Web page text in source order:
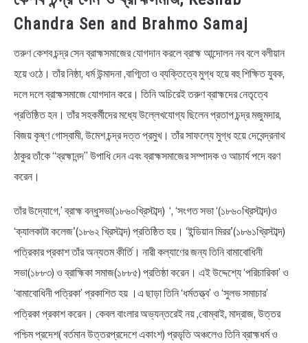
Chandra Sen and Brahmo Samaj
তরুণ কেশব চন্দ্র সেন ব্রাহ্মসমাজের যোগদান করলে ব্রাহ্ম আন্দোলন নব বলে বলীয়ান
হয়ে ওঠে। তাঁর নিষ্ঠা, ধর্ম উন্মাদনা ,বাগ্মিতা ও ব্যক্তিত্বে মুগ্ধ হয়ে বহু শিক্ষিত যুবক,
দলে দলে ব্রাহ্মসমাজে যোগদান করে। তিনি অচিরেই তরুণ ব্রাহ্মদের নেতৃত্বে
প্রতিষ্ঠিত হন। তাঁর সহকর্মীদের মধ্যে উল্লেখযোগ্য ছিলেন প্রতাপ চন্দ্র মজুমদার,
বিজয় কৃষ্ণ গোস্বামী, উমেশ চন্দ্র দত্ত প্রমুখ। তাঁর সাফল্যে মুগ্ধ হয়ে দেবেন্দ্রনাথ
ঠাকুর তাঁকে “ব্রহ্মানন্দ” উপাধি দেন এবং ব্রাহ্মসমাজের সম্পাদক ও আচার্য পদে বরণ
করেন।
তাঁর উদ্যোগে,’ ব্রাহ্ম বন্ধুসভা(১৮৬০খ্রিস্টাব্দ) ‘, ‘সংগত সভা ‘(১৮৬০খ্রিস্টাব্দ)ও
‘ক্যালকাটা কলেজ'(১৮৬২ খ্রিস্টাব্দ) প্রতিষ্ঠিত হয়। ‘ইন্ডিয়ান মিরর'(১৮৬১খ্রিস্টাব্দ)
পত্রিকার প্রকাশ তাঁর অন্যতম কীর্তি। নারী কল্যাণের জন্য তিনি বামাবোধিনী
সভা(১৮৮৩) ও ব্রাহ্মিকা সমাজ(১৮৮৫) প্রতিষ্ঠা করেন। এই উদ্দেশ্যে ‘পরিচারিকা’ ও
‘বামাবোধিনী পত্রিকা’ প্রকাশিত হয় ।এ ছাড়া তিনি ‘ধর্মতত্ত্ব’ ও ‘সুলভ সমাচার’
পত্রিকা প্রকাশ করেন। কেবল বাংলার অভ্যন্তরেই নয় ,বোম্বাই, মাদ্রাজ, উত্তর
পশ্চিম প্রদেশ( বর্তমান উত্তরপ্রদেশে একাংশ) প্রভৃতি অঞ্চলেও তিনি ব্রাহ্মধর্ম ও